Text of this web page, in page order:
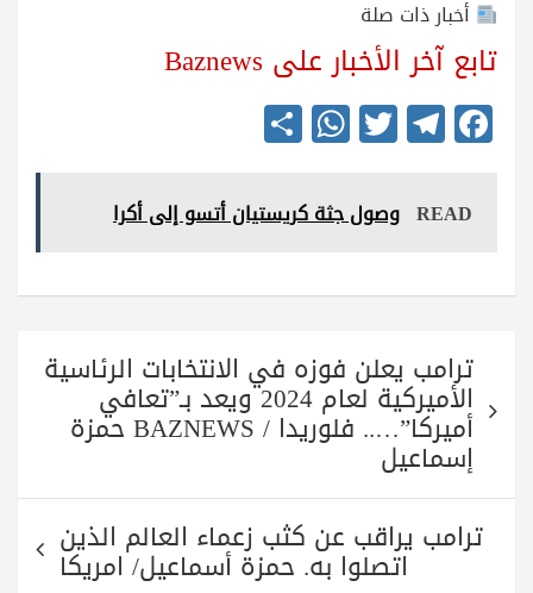
أخبار ذات صلة
تابع آخر الأخبار على Baznews
Fa
ce
bo
ok
Te
le
gr
a
m
T
wi
tte
r
W
ha
ts
A
pp
re READ وصول جثة كريستيان أتسو إلى أكرا
تصفّح
المقالات
ترامب يعلن فوزه في الانتخابات الرئاسية
الأميركية لعام 2024 ويعد بـ”تعافي
أميركا”….. فلوريدا / BAZNEWS حمزة
إسماعيل
ترامب يراقب عن كثب زعماء العالم الذين
اتصلوا به. حمزة أسماعيل/ امريكا